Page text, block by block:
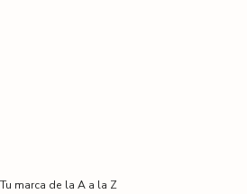
marca de la A a la Z